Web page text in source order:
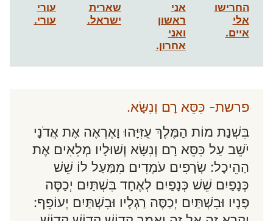
החרישו
אלי
איים.
אני
ראשון
ואני
אחרון.
שארית
ישראל.
עורי
עורי.
פרשת- כִּסֵּא רָם וְנִשָּׂא.
בִּשְׁנַת מוֹת הַמֶּלֶךְ עֻזִּיָּהוּ וָאֶרְאֶה אֶת אֲדֹנָי
יֹשֵׁב עַל כִּסֵּא רָם וְנִשָּׂא וְשׁוּלָיו מְלֵאִים אֶת
הַהֵיכָל: שְׂרָפִים עֹמְדִים מִמַּעַל לוֹ שֵׁשׁ
כְּנָפַיִם שֵׁשׁ כְּנָפַיִם לְאֶחָד בִּשְׁתַּיִם יְכַסֶּה
פָנָיו וּבִשְׁתַּיִם יְכַסֶּה רַגְלָיו וּבִשְׁתַּיִם יְעוֹפֵף: